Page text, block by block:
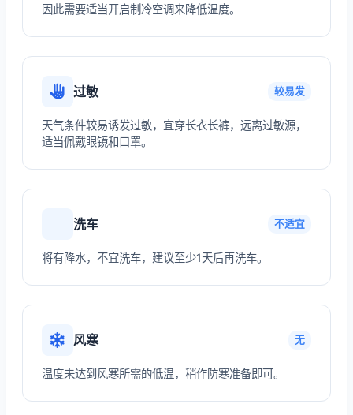
因此需要适当开启制冷空调来降低温度。
过敏 较易发
天气条件较易诱发过敏，宜穿长衣长裤，远离过敏源，
适当佩戴眼镜和口罩。
洗车 不适宜
将有降水，不宜洗车，建议至少1天后再洗车。
风寒 无
温度未达到风寒所需的低温，稍作防寒准备即可。